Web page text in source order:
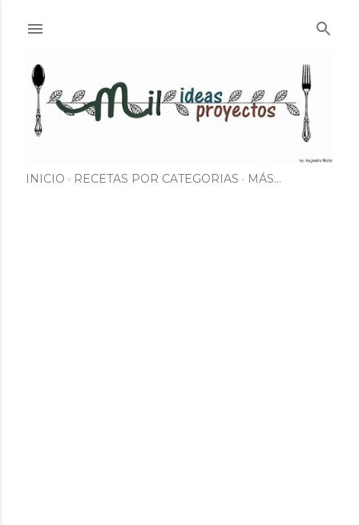
INICIO RECETAS POR CATEGORIAS MÁS…